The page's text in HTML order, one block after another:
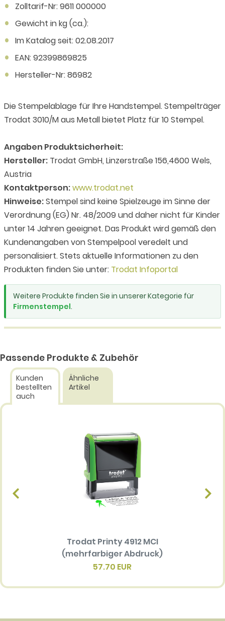
Zolltarif-Nr: 9611 000000
Gewicht in kg (ca.):
Im Katalog seit: 02.08.2017
EAN: 92399869825
Hersteller-Nr: 86982
Die Stempelablage für Ihre Handstempel. Stempelträger
Trodat 3010/M aus Metall bietet Platz für 10 Stempel.
Angaben Produktsicherheit:
Hersteller: Trodat GmbH, Linzerstraße 156,4600 Wels,
Austria
Kontaktperson:www.trodat.net
Hinweise:Stempel sind keine Spielzeuge im Sinne der
Verordnung (EG) Nr. 48/2009 und daher nicht für Kinder
unter 14 Jahren geeignet. Das Produkt wird gemäß den
Kundenangaben von Stempelpool veredelt und
personalisiert. Stets aktuelle Informationen zu den
Produkten finden Sie unter: Trodat Infoportal
Weitere Produkte finden Sie in unserer Kategorie für
Firmenstempel.
Passende Produkte & Zubehör
Kunden
bestellten
auch
Ähnliche
Artikel
Trodat Printy 4912 MCI
(mehrfarbiger Abdruck)
57.70 EUR